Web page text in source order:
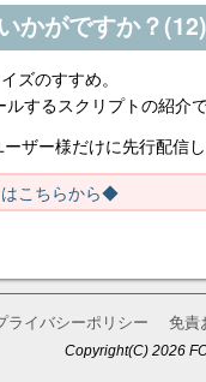
かがですか？(12)
ズのすすめ。
するスクリプトの紹介で
ザー様だけに先行配信し
こちらから◆
ライバシーポリシー 免責
Copyright(C) 2026